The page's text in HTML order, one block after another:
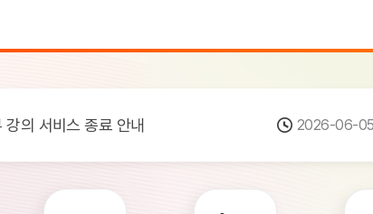
안내(7월 24일 19:00 ~ 7월... 2026-07-
의 서비스 종료 안내 2026-06-
의 원격강좌 현황 조사 안내(자주묻... 2026-04-